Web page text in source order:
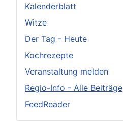
Kalenderblatt
Witze
Der Tag - Heute
Kochrezepte
Veranstaltung melden
Regio-Info - Alle Beiträge
FeedReader